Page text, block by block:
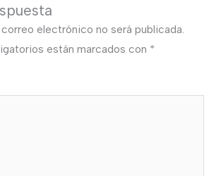
electrónico no será publicada.
están marcados con *